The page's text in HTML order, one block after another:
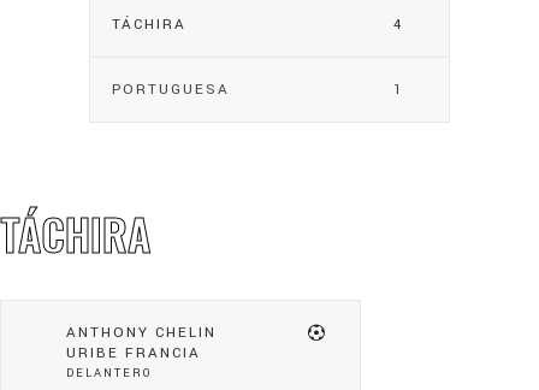
TÁCHIRA 4
PORTUGUESA 1
TÁCHIRA
ANTHONY CHELIN
URIBE FRANCIA
DELANTERO